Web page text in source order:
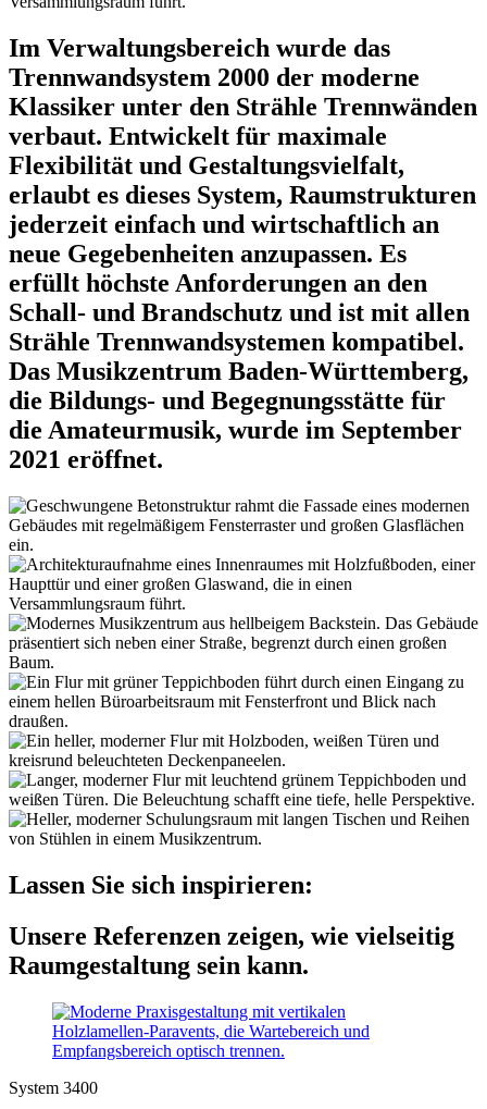
Im Verwaltungsbereich wurde das
Trennwandsystem 2000 der moderne
Klassiker unter den Strähle Trennwänden
verbaut. Entwickelt für maximale
Flexibilität und Gestaltungsvielfalt,
erlaubt es dieses System, Raumstrukturen
jederzeit einfach und wirtschaftlich an
neue Gegebenheiten anzupassen. Es
erfüllt höchste Anforderungen an den
Schall- und Brandschutz und ist mit allen
Strähle Trennwandsystemen kompatibel.
Das Musikzentrum Baden-Württemberg,
die Bildungs- und Begegnungsstätte für
die Amateurmusik, wurde im September
2021 eröffnet.
Lassen Sie sich inspirieren:
Unsere Referenzen zeigen, wie vielseitig
Raumgestaltung sein kann.
System 3400